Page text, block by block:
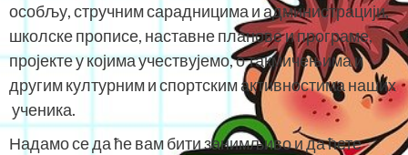
особљу, стручним сарадницима и администрацији,
школске прописе, наставне планове и програме,
пројекте у којима учествујемо, о такмичењима и
другим културним и спортским активностима наших
ученика.
Надамо се да ће вам бити занимљиво и да ћете